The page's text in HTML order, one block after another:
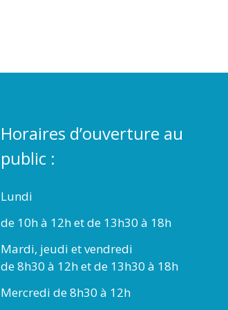
Horaires d’ouverture au
public :
Lundi
de 10h à 12h et de 13h30 à 18h
Mardi, jeudi et vendredi
de 8h30 à 12h et de 13h30 à 18h
Mercredi de 8h30 à 12h